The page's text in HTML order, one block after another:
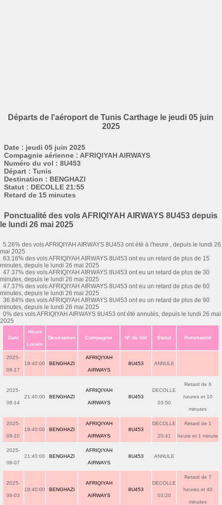
Départs de l'aéroport de Tunis Carthage le jeudi 05 juin
2025
Date : jeudi 05 juin 2025
Compagnie aérienne : AFRIQIYAH AIRWAYS
Numéro du vol : 8U453
Départ : Tunis
Destination : BENGHAZI
Statut : DECOLLE 21:55
Retard de 15 minutes
Ponctualité des vols AFRIQIYAH AIRWAYS 8U453 depuis
le lundi 26 mai 2025
5.26% des vols AFRIQIYAH AIRWAYS 8U453 ont été à l'heure , depuis le lundi 26
mai 2025
63.16% des vols AFRIQIYAH AIRWAYS 8U453 ont eu un retard de plus de 15
minutes, depuis le lundi 26 mai 2025
47.37% des vols AFRIQIYAH AIRWAYS 8U453 ont eu un retard de plus de 30
minutes, depuis le lundi 26 mai 2025
47.37% des vols AFRIQIYAH AIRWAYS 8U453 ont eu un retard de plus de 60
minutes, depuis le lundi 26 mai 2025
36.84% des vols AFRIQIYAH AIRWAYS 8U453 ont eu un retard de plus de 90
minutes, depuis le lundi 26 mai 2025
0% des vols AFRIQIYAH AIRWAYS 8U453 ont été annulés, depuis le lundi 26 mai
2025
Date
Heure
Locale
Destination Compagnie N° de Vol Statut Ponctualité
2025-
08-17
19:40:00 BENGHAZI
AFRIQIYAH
AIRWAYS
8U453 ANNULE
2025-
08-14
21:40:00 BENGHAZI
AFRIQIYAH
AIRWAYS
8U453
DECOLLE
03:50
Retard de 6
heures et 10
minutes
2025-
08-10
19:40:00 BENGHAZI
AFRIQIYAH
AIRWAYS
8U453
DECOLLE
20:41
Retard de 1
heure et 1 minute
2025-
08-07
21:40:00 BENGHAZI
AFRIQIYAH
AIRWAYS
8U453 ANNULE
2025-
08-03
19:40:00 BENGHAZI
AFRIQIYAH
AIRWAYS
8U453
DECOLLE
03:20
Retard de 7
heures et 40
minutes